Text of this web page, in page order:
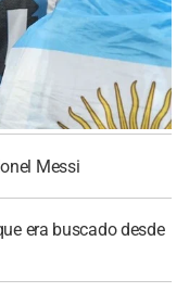
Messi
era buscado desde